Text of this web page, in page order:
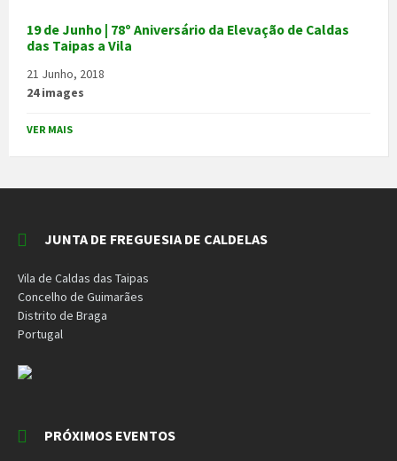
19 de Junho | 78º Aniversário da Elevação de Caldas
das Taipas a Vila
21 Junho, 2018
24 images
VER MAIS
JUNTA DE FREGUESIA DE CALDELAS
Vila de Caldas das Taipas
Concelho de Guimarães
Distrito de Braga
Portugal
PRÓXIMOS EVENTOS